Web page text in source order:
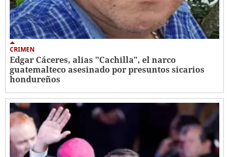
CRIMEN
Edgar Cáceres, alias "Cachilla", el narco
guatemalteco asesinado por presuntos sicarios
hondureños